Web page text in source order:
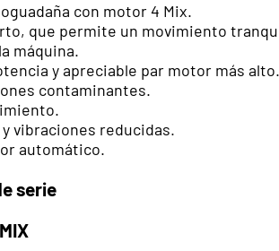
con motor 4 Mix.
que permite un movimiento
máquina.
y apreciable par motor más alto.
contaminantes.
vibraciones reducidas.
automático.
serie